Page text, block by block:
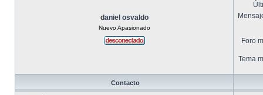
daniel osvaldo
Nuevo Apasionado
Foro
Tema
Contacto